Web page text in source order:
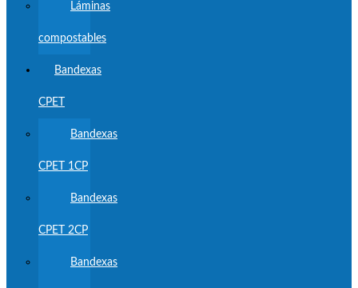
Láminas
compostables
Bandexas
CPET
Bandexas
CPET 1CP
Bandexas
CPET 2CP
Bandexas